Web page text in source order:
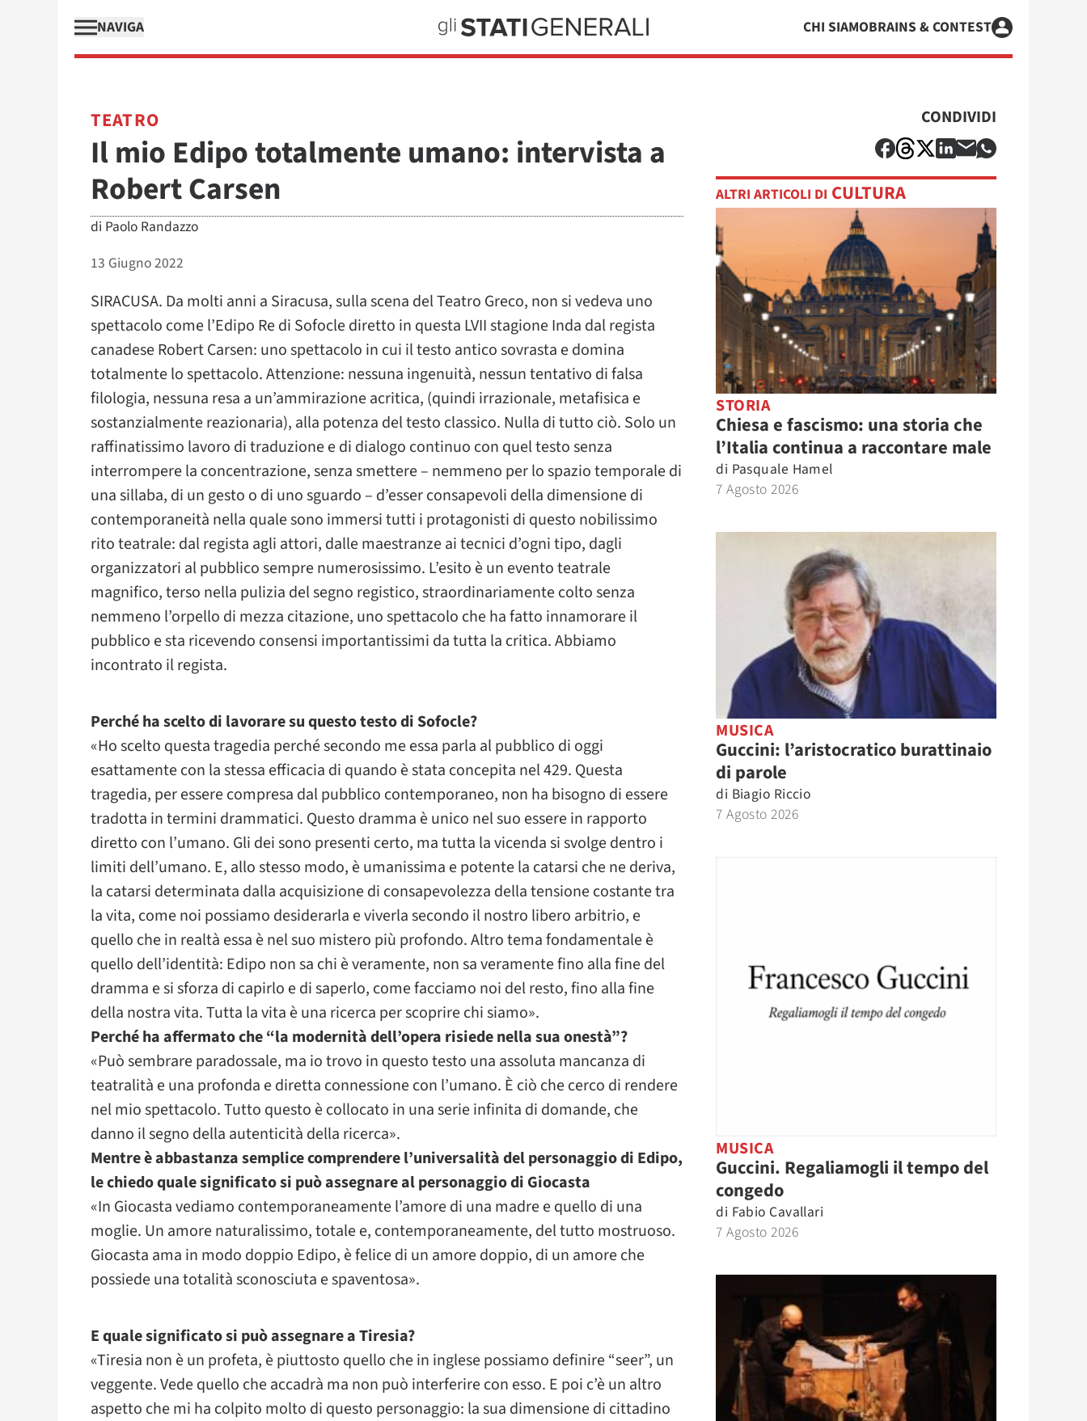
NAVIGA CHI SIAMOBRAINS & CONTEST
TEATRO
Il mio Edipo totalmente umano: intervista a
Robert Carsen
di Paolo Randazzo
13 Giugno 2022
SIRACUSA. Da molti anni a Siracusa, sulla scena del Teatro Greco, non si vedeva uno
spettacolo come l’Edipo Re di Sofocle diretto in questa LVII stagione Inda dal regista
canadese Robert Carsen: uno spettacolo in cui il testo antico sovrasta e domina
totalmente lo spettacolo. Attenzione: nessuna ingenuità, nessun tentativo di falsa
filologia, nessuna resa a un’ammirazione acritica, (quindi irrazionale, metafisica e
sostanzialmente reazionaria), alla potenza del testo classico. Nulla di tutto ciò. Solo un
raffinatissimo lavoro di traduzione e di dialogo continuo con quel testo senza
interrompere la concentrazione, senza smettere – nemmeno per lo spazio temporale di
una sillaba, di un gesto o di uno sguardo – d’esser consapevoli della dimensione di
contemporaneità nella quale sono immersi tutti i protagonisti di questo nobilissimo
rito teatrale: dal regista agli attori, dalle maestranze ai tecnici d’ogni tipo, dagli
organizzatori al pubblico sempre numerosissimo. L’esito è un evento teatrale
magnifico, terso nella pulizia del segno registico, straordinariamente colto senza
nemmeno l’orpello di mezza citazione, uno spettacolo che ha fatto innamorare il
pubblico e sta ricevendo consensi importantissimi da tutta la critica. Abbiamo
incontrato il regista.
Perché ha scelto di lavorare su questo testo di Sofocle?
«Ho scelto questa tragedia perché secondo me essa parla al pubblico di oggi
esattamente con la stessa efficacia di quando è stata concepita nel 429. Questa
tragedia, per essere compresa dal pubblico contemporaneo, non ha bisogno di essere
tradotta in termini drammatici. Questo dramma è unico nel suo essere in rapporto
diretto con l’umano. Gli dei sono presenti certo, ma tutta la vicenda si svolge dentro i
limiti dell’umano. E, allo stesso modo, è umanissima e potente la catarsi che ne deriva,
la catarsi determinata dalla acquisizione di consapevolezza della tensione costante tra
la vita, come noi possiamo desiderarla e viverla secondo il nostro libero arbitrio, e
quello che in realtà essa è nel suo mistero più profondo. Altro tema fondamentale è
quello dell’identità: Edipo non sa chi è veramente, non sa veramente fino alla fine del
dramma e si sforza di capirlo e di saperlo, come facciamo noi del resto, fino alla fine
della nostra vita. Tutta la vita è una ricerca per scoprire chi siamo».
Perché ha affermato che “la modernità dell’opera risiede nella sua onestà”?
«Può sembrare paradossale, ma io trovo in questo testo una assoluta mancanza di
teatralità e una profonda e diretta connessione con l’umano. È ciò che cerco di rendere
nel mio spettacolo. Tutto questo è collocato in una serie infinita di domande, che
danno il segno della autenticità della ricerca».
Mentre è abbastanza semplice comprendere l’universalità del personaggio di Edipo,
le chiedo quale significato si può assegnare al personaggio di Giocasta
«In Giocasta vediamo contemporaneamente l’amore di una madre e quello di una
moglie. Un amore naturalissimo, totale e, contemporaneamente, del tutto mostruoso.
Giocasta ama in modo doppio Edipo, è felice di un amore doppio, di un amore che
possiede una totalità sconosciuta e spaventosa».
E quale significato si può assegnare a Tiresia?
«Tiresia non è un profeta, è piuttosto quello che in inglese possiamo definire “seer”, un
veggente. Vede quello che accadrà ma non può interferire con esso. E poi c’è un altro
aspetto che mi ha colpito molto di questo personaggio: la sua dimensione di cittadino
CONDIVIDI
ALTRI ARTICOLI DI CULTURA
STORIA
Chiesa e fascismo: una storia che
l’Italia continua a raccontare male
di Pasquale Hamel
7 Agosto 2026
MUSICA
Guccini: l’aristocratico burattinaio
di parole
di Biagio Riccio
7 Agosto 2026
MUSICA
Guccini. Regaliamogli il tempo del
congedo
di Fabio Cavallari
7 Agosto 2026